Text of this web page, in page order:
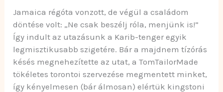
Jamaica régóta vonzott, de végül a családom
döntése volt: „Ne csak beszélj róla, menjünk is!”
Így indult az utazásunk a Karib-tenger egyik
legmisztikusabb szigetére. Bár a majdnem tízórás
késés megnehezítette az utat, a TomTailorMade
tökéletes torontoi szervezése megmentett minket,
így kényelmesen (bár álmosan) elértük kingstoni